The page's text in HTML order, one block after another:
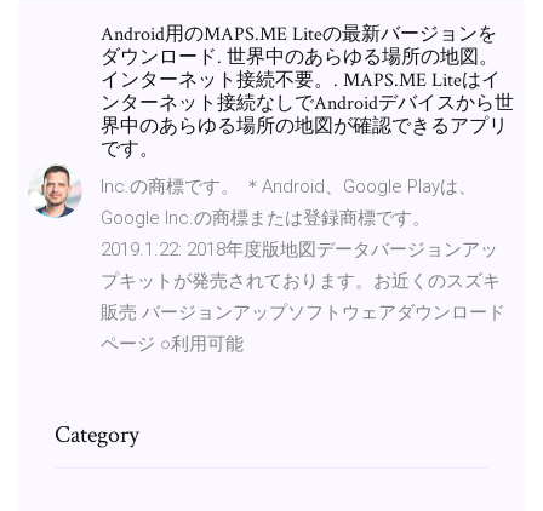
Android用のMAPS.ME Liteの最新バージョンを
ダウンロード. 世界中のあらゆる場所の地図。
インターネット接続不要。. MAPS.ME Liteはイ
ンターネット接続なしでAndroidデバイスから世
界中のあらゆる場所の地図が確認できるアプリ
です。
Inc.の商標です。 ＊Android、Google Playは、
Google Inc.の商標または登録商標です。
2019.1.22: 2018年度版地図データバージョンアッ
プキットが発売されております。お近くのスズキ
販売 バージョンアップソフトウェアダウンロード
ページ ○利用可能
Category